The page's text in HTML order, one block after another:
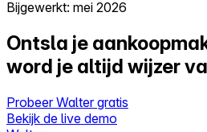
Bijgewerkt: mei 2026
Ontsla je
word je altijd wijzer
Probeer Walter gratis
Bekijk de live demo